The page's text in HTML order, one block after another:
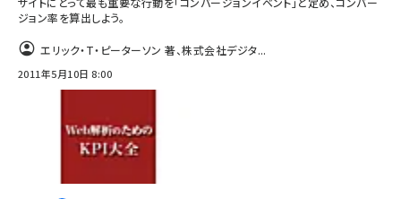
ジョン率を算出しよう。
エリック・T・ピーターソン 著、株式会社デジタ...
2011年5月10日 8:00